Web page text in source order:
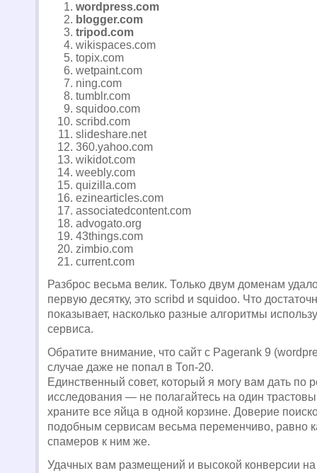
wordpress.com
blogger.com
tripod.com
wikispaces.com
topix.com
wetpaint.com
ning.com
tumblr.com
squidoo.com
scribd.com
slideshare.net
360.yahoo.com
wikidot.com
weebly.com
quizilla.com
ezinearticles.com
associatedcontent.com
advogato.org
43things.com
zimbio.com
current.com
Разброс весьма велик. Только двум доменам
первую десятку, это scribd и squidoo. Что
показывает, насколько разные алгоритмы
сервиса.
Обратите внимание, что сайт с Pagerank 9
случае даже не попал в Топ-20.
Единственный совет, который я могу вам дать по
исследования — не полагайтесь на один
храните все яйца в одной корзине. Доверие
подобным сервисам весьма переменчиво, равно
спамеров к ним же.
Удачных вам размещений и высокой конверсии